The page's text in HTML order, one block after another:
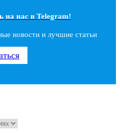
на наc в Telegram!
новости и лучшие статьи